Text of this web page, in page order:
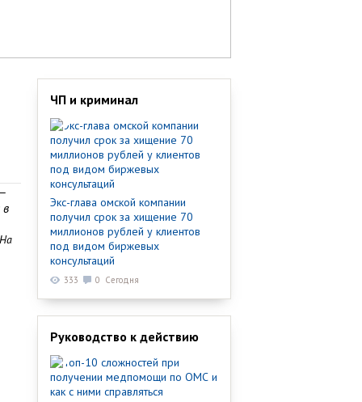
ЧП и криминал
Экс-глава омской компании
получил срок за хищение 70
миллионов рублей у клиентов
под видом биржевых
консультаций
333 0 Сегодня
Руководство к действию